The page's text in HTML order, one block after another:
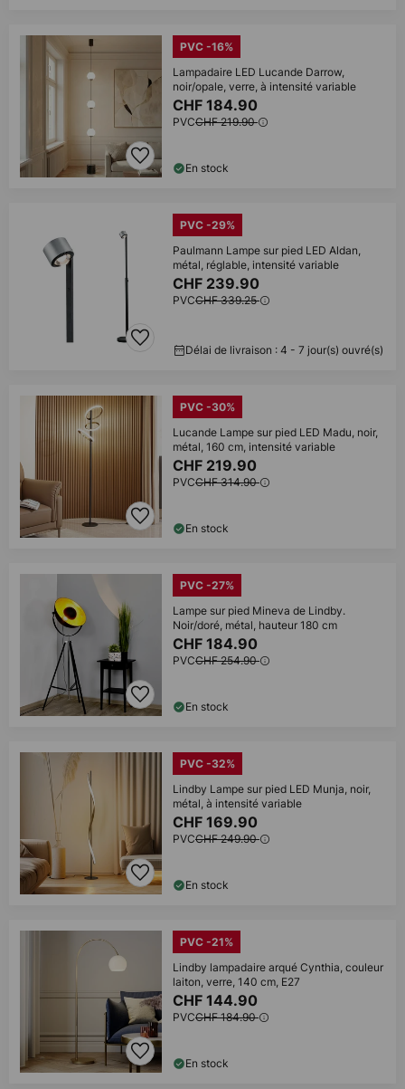
PVC -16%
Lampadaire LED Lucande Darrow,
noir/opale, verre, à intensité variable
CHF 184.90
PVCCHF 219.90
En stock
PVC -29%
Paulmann Lampe sur pied LED Aldan,
métal, réglable, intensité variable
CHF 239.90
PVCCHF 339.25
Délai de livraison : 4 - 7 jour(s) ouvré(s)
PVC -30%
Lucande Lampe sur pied LED Madu, noir,
métal, 160 cm, intensité variable
CHF 219.90
PVCCHF 314.90
En stock
PVC -27%
Lampe sur pied Mineva de Lindby.
Noir/doré, métal, hauteur 180 cm
CHF 184.90
PVCCHF 254.90
En stock
PVC -32%
Lindby Lampe sur pied LED Munja, noir,
métal, à intensité variable
CHF 169.90
PVCCHF 249.90
En stock
PVC -21%
Lindby lampadaire arqué Cynthia, couleur
laiton, verre, 140 cm, E27
CHF 144.90
PVCCHF 184.90
En stock